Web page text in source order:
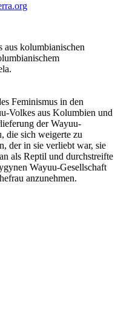
aus kolumbianischen
Feminismus in den
Volkes aus Kolumbien und
der Wayuu-
die sich weigerte zu
der in sie verliebt war, sie
als Reptil und durchstreifte
Wayuu-Gesellschaft
anzunehmen.